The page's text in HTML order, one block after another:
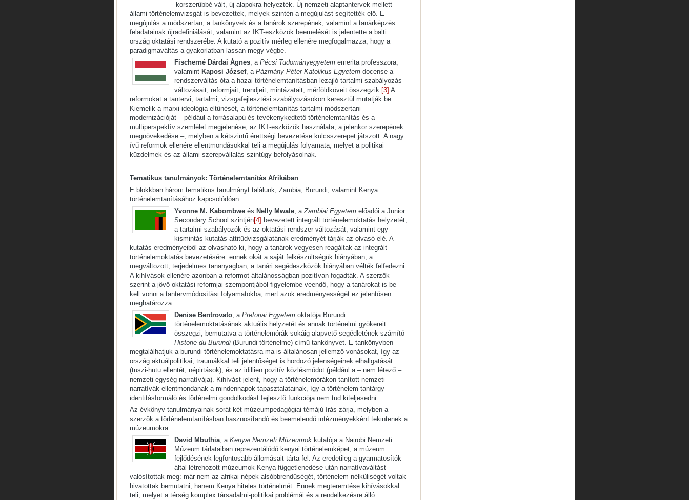
korszerűbbé vált, új alapokra helyezték. Új nemzeti alaptantervek mellett
állami történelemvizsgát is bevezettek, melyek szintén a megújulást segítették elő. E
megújulás a módszertan, a tankönyvek és a tanárok szerepének, valamint a tanárképzés
feladatainak újradefiniálását, valamint az IKT-eszközök beemelését is jelentette a balti
ország oktatási rendszerébe. A kutató a pozitív mérleg ellenére megfogalmazza, hogy a
paradigmaváltás a gyakorlatban lassan megy végbe.
Fischerné Dárdai Ágnes, a Pécsi Tudományegyetem emerita professzora,
valamint Kaposi József, a Pázmány Péter Katolikus Egyetem docense a
rendszerváltás óta a hazai történelemtanításban lezajló tartalmi szabályozás
változásait, reformjait, trendjeit, mintázatait, mérföldköveit összegzik. [3] A
reformokat a tantervi, tartalmi, vizsgafejlesztési szabályozásokon keresztül mutatják be.
Kiemelik a marxi ideológia eltűnését, a történelemtanítás tartalmi-módszertani
modernizációját – például a forrásalapú és tevékenykedtető történelemtanítás és a
multiperspektív szemlélet megjelenése, az IKT-eszközök használata, a jelenkor szerepének
megnövekedése –, melyben a kétszintű érettségi bevezetése kulcsszerepet játszott. A nagy
ívű reformok ellenére ellentmondásokkal teli a megújulás folyamata, melyet a politikai
küzdelmek és az állami szerepvállalás szintúgy befolyásolnak.
Tematikus tanulmányok: Történelemtanítás Afrikában
E blokkban három tematikus tanulmányt találunk, Zambia, Burundi, valamint Kenya
történelemtanításához kapcsolódóan.
Yvonne M. Kabombwe és Nelly Mwale, aZambiai Egyetem előadói a Junior
Secondary School szintjén[4] bevezetett integrált történelemoktatás helyzetét,
a tartalmi szabályozók és az oktatási rendszer változását, valamint egy
kismintás kutatás attitűdvizsgálatának eredményét tárják az olvasó elé. A
kutatás eredményeiből az olvasható ki, hogy a tanárok vegyesen reagáltak az integrált
történelemoktatás bevezetésére: ennek okát a saját felkészültségük hiányában, a
megváltozott, terjedelmes tananyagban, a tanári segédeszközök hiányában vélték felfedezni.
A kihívások ellenére azonban a reformot általánosságban pozitívan fogadták. A szerzők
szerint a jövő oktatási reformjai szempontjából figyelembe veendő, hogy a tanárokat is be
kell vonni a tantervmódosítási folyamatokba, mert azok eredményességét ez jelentősen
meghatározza.
Denise Bentrovato, a Pretoriai Egyetem oktatója Burundi
történelemoktatásának aktuális helyzetét és annak történelmi gyökereit
összegzi, bemutatva a történelemórák sokáig alapvető segédletének számító
Historie du Burundi (Burundi történelme) című tankönyvet. E tankönyvben
megtalálhatjuk a burundi történelemoktatásra ma is általánosan jellemző vonásokat, így az
ország aktuálpolitikai, traumákkal teli jelentőséget is hordozó jelenségeinek elhallgatását
(tuszi-hutu ellentét, népirtások), és az idillien pozitív közlésmódot (például a – nem létező –
nemzeti egység narratívája). Kihívást jelent, hogy a történelemórákon tanított nemzeti
narratívák ellentmondanak a mindennapok tapasztalatainak, így a történelem tantárgy
identitásformáló és történelmi gondolkodást fejlesztő funkciója nem tud kiteljesedni.
Az évkönyv tanulmányainak sorát két múzeumpedagógiai témájú írás zárja, melyben a
szerzők a történelemtanításban hasznosítandó és beemelendő intézményekként tekintenek a
múzeumokra.
David Mbuthia, a Kenyai Nemzeti Múzeumok kutatója a Nairobi Nemzeti
Múzeum tárlataiban reprezentálódó kenyai történelemképet, a múzeum
fejlődésének legfontosabb állomásait tárta fel. Az eredetileg a gyarmatosítók
által létrehozott múzeumok Kenya függetlenedése után narratívaváltást
valósítottak meg: már nem az afrikai népek alsóbbrendűségét, történelem nélküliségét voltak
hivatottak bemutatni, hanem Kenya hiteles történelmét. Ennek megteremtése kihívásokkal
teli, melyet a térség komplex társadalmi-politikai problémái és a rendelkezésre álló